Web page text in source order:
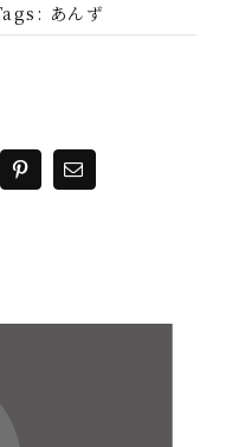
あんず
Pinterest
電